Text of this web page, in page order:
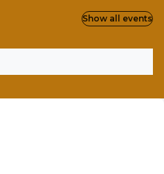
Show all events